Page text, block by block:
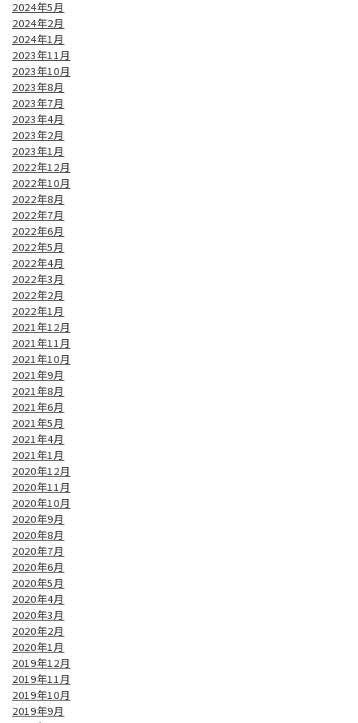
2024年5月
2024年2月
2024年1月
2023年11月
2023年10月
2023年8月
2023年7月
2023年4月
2023年2月
2023年1月
2022年12月
2022年10月
2022年8月
2022年7月
2022年6月
2022年5月
2022年4月
2022年3月
2022年2月
2022年1月
2021年12月
2021年11月
2021年10月
2021年9月
2021年8月
2021年6月
2021年5月
2021年4月
2021年1月
2020年12月
2020年11月
2020年10月
2020年9月
2020年8月
2020年7月
2020年6月
2020年5月
2020年4月
2020年3月
2020年2月
2020年1月
2019年12月
2019年11月
2019年10月
2019年9月